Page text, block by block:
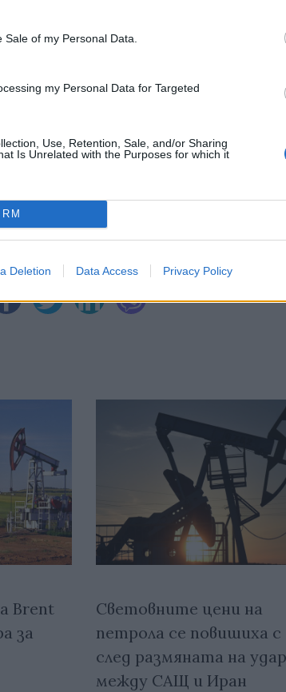
of my Personal Data.
my Personal Data for Targeted
Use, Retention, Sale, and/or Sharing
Is Unrelated with the Purposes for which it
Deletion Data Access Privacy Policy
»
Последвайте ни във
Brent
за
Световните цени на
петрола се повишиха с
след размяната на
между САЩ и Иран